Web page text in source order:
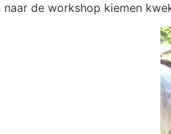
de workshop kiemen